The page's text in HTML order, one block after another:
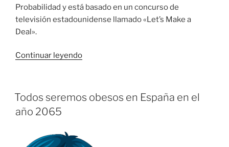
Probabilidad y está basado en un concurso de
televisión estadounidense llamado «Let’s Make a
Deal».
Continuar leyendo
Todos seremos obesos en España en el
año 2065